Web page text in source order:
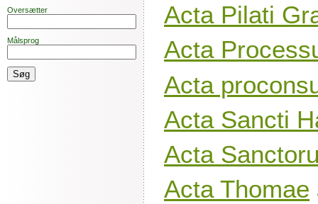
Oversætter
Målsprog
Acta Pilati
Acta
Acta
Acta Sancti
Acta
Acta Thomae